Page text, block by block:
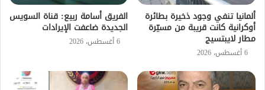
ألمانيا تنفي وجود ذخيرة بطائرة
أوكرانية كانت قريبة من مسيّرة
مطار لايبتسيج
6 أغسطس، 2026
الفريق أسامة ربيع: قناة السويس
الجديدة ضاعفت الإيرادات
6 أغسطس، 2026